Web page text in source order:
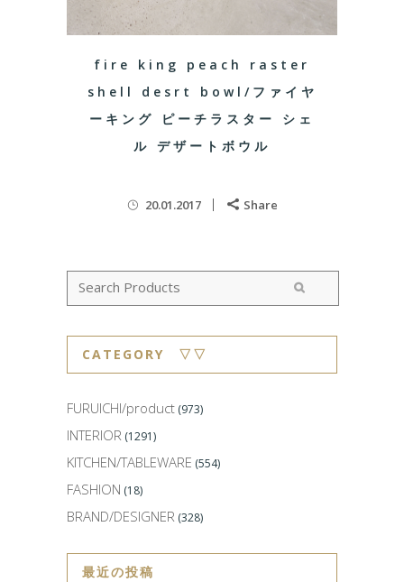
fire king peach raster
shell desrt bowl/ファイヤ
ーキング ピーチラスター シェ
ル デザートボウル
20.01.2017 Share
CATEGORY ▽▽
FURUICHI/product (973)
INTERIOR (1291)
KITCHEN/TABLEWARE (554)
FASHION (18)
BRAND/DESIGNER (328)
最近の投稿